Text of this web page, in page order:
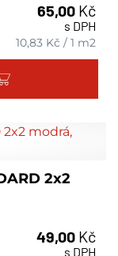
65,00 Kč
s DPH
10,83 Kč /1 m2
2x2
49,00 Kč
s DPH